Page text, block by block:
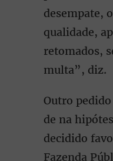
desempate,
qualidade,
retomados,
multa”, diz.
Outro pedido
de na
decidido
Fazenda